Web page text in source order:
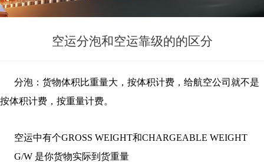
进口物流
增值服务
空运分泡和空运靠级的的区分
分泡：货物体积比重量大，按体积计费，给航空公司就不是
按体积计费，按重量计费。
空运中有个GROSS WEIGHT和CHARGEABLE WEIGHT
G/W 是你货物实际到货重量